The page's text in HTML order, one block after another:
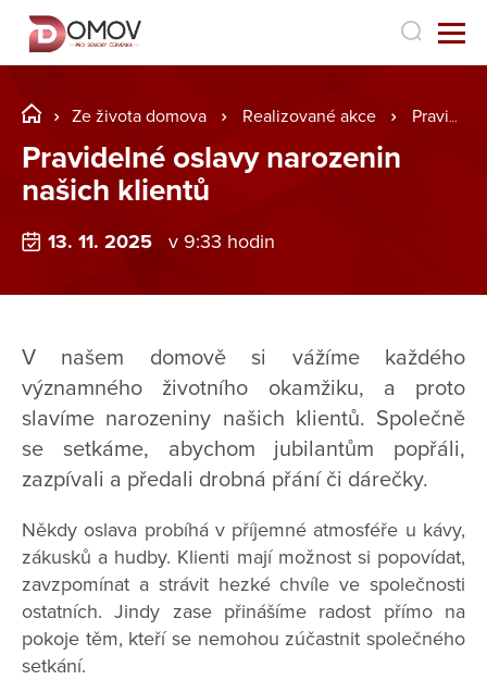
Ze života domova Realizované akce Pravidelné oslavy narozenin našich klientů
Pravidelné oslavy narozenin
našich klientů
13. 11. 2025 v 9:33 hodin
V našem domově si vážíme každého
významného životního okamžiku, a proto
slavíme narozeniny našich klientů. Společně
se setkáme, abychom jubilantům popřáli,
zazpívali a předali drobná přání či dárečky.
Někdy oslava probíhá v příjemné atmosféře u kávy,
zákusků a hudby. Klienti mají možnost si popovídat,
zavzpomínat a strávit hezké chvíle ve společnosti
ostatních. Jindy zase přinášíme radost přímo na
pokoje těm, kteří se nemohou zúčastnit společného
setkání.